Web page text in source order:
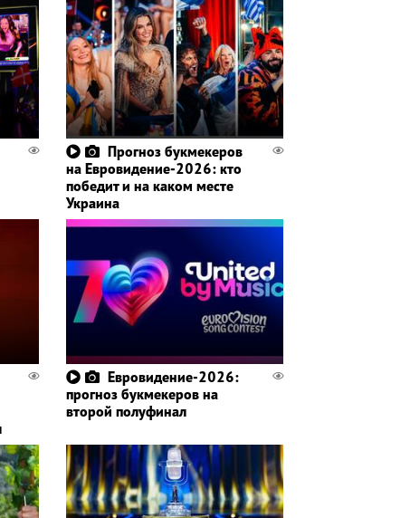
Прогноз букмекеров
на Евровидение-2026: кто
победит и на каком месте
Украина
Евровидение-2026:
прогноз букмекеров на
второй полуфинал